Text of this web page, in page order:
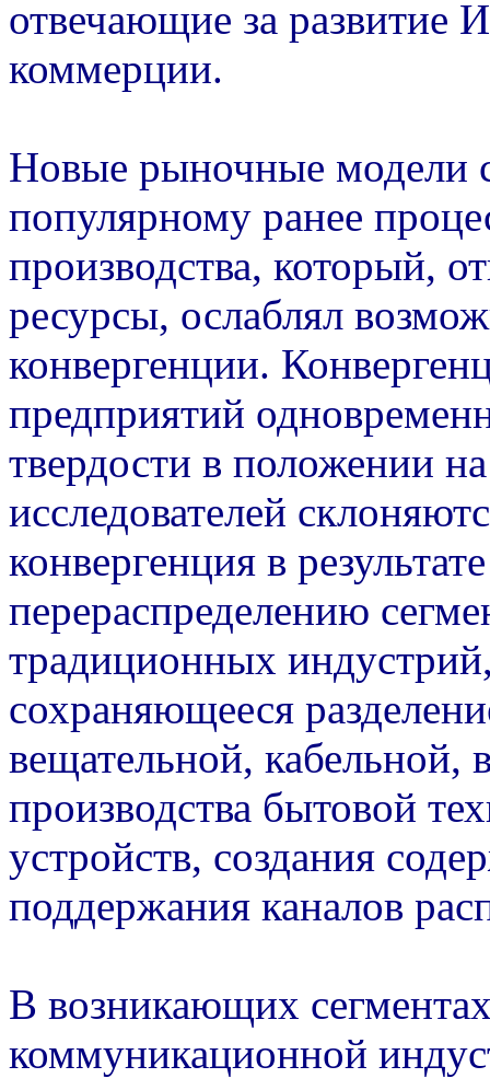
отвечающие за развитие
коммерции.
Новые рыночные модели
популярному ранее
производства, который,
ресурсы, ослаблял
конвергенции.
предприятий
твердости в положении
исследователей
конвергенция в
перераспределению
традиционных
сохраняющееся
вещательной, кабельной,
производства бытовой
устройств, создания
поддержания каналов
В возникающих
коммуникационной